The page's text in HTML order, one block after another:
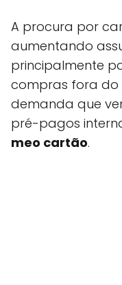
A procura por
aumentando
principalmente
compras fora do
demanda que
pré-pagos
meo cartão.